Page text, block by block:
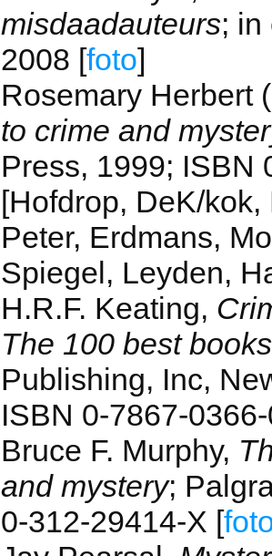
misdaadauteurs; in
2008 [foto]
Rosemary Herbert
to crime and
Press, 1999; ISBN
[Hofdrop, DeK/
Peter, Erdmans,
Spiegel, Leyden,
H.R.F. Keating,
The 100 best books
Publishing, Inc,
ISBN 0-7867-
Bruce F. Murphy,
and mystery;
0-312-29414-X [